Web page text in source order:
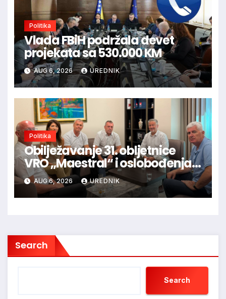
Politika
Vlada FBiH podržala devet
projekata sa 530.000 KM
AUG 6, 2026 UREDNIK
Politika
Obilježavanje 31. obljetnice
VRO „Maestral“ i oslobođenja
Jajca uz pokroviteljstvo HNS-a
BiHAUG 6, 2026 UREDNIK
Search
Search